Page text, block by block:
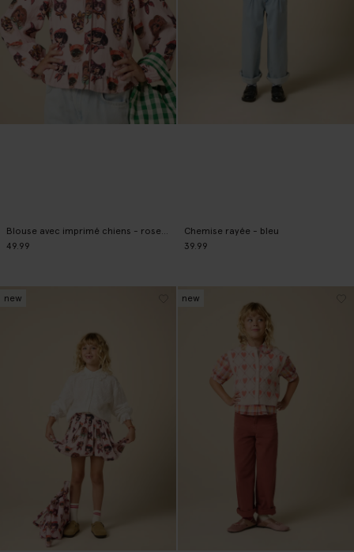
49.99
Chemise rayée - bleu
39.99
new new